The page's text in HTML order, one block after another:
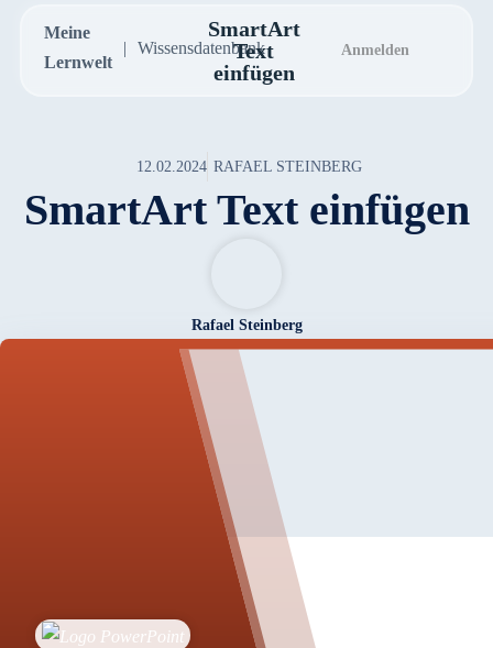
Meine
Lernwelt
Wissensdatenbank
SmartArt
Text
einfügen
Anmelden
12.02.2024 RAFAEL STEINBERG
SmartArt Text einfügen
Rafael Steinberg